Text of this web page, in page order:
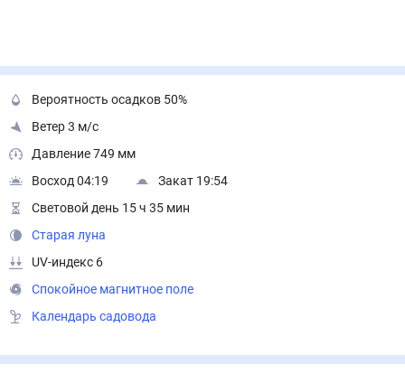
Вероятность осадков 50%
Ветер 3 м/с
Давление 749 мм
Восход 04:19
Закат 19:54
Световой день 15 ч 35 мин
Старая луна
UV-индекс 6
Спокойное магнитное поле
Календарь садовода